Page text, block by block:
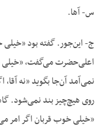
س- آها.
ج- این‌جور. گفته بود
اعلی‌حضرت می‌گفت، «خیلی
نمی‌آمد آن‌جا بگوید «نه آقا،
روی هیچ‌چیز بند نمی‌شود.
«خیلی خوب قربان اگر امر